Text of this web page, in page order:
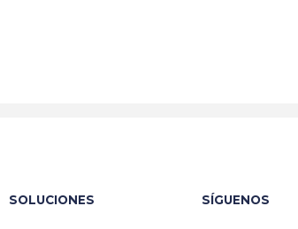
SOLUCIONES SÍGUENOS